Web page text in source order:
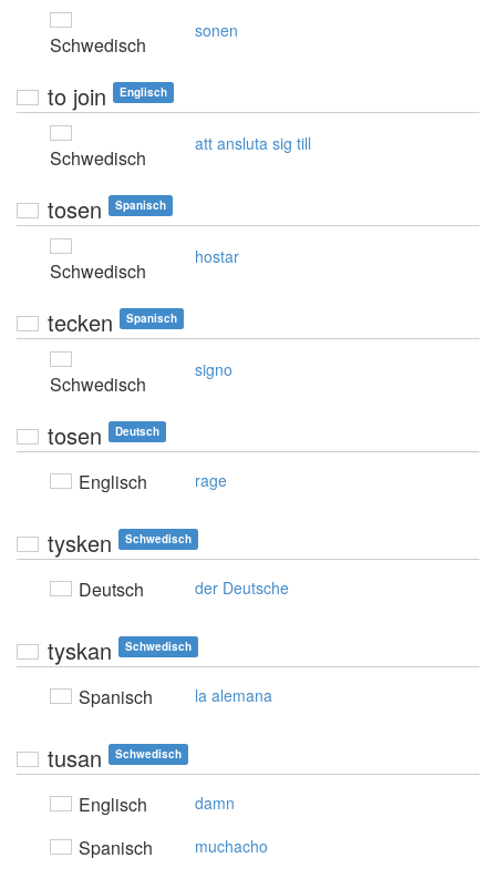
Schwedisch
sonen
to join Englisch
Schwedisch
att ansluta sig till
tosen Spanisch
Schwedisch
hostar
tecken Spanisch
Schwedisch
signo
tosen Deutsch
Englisch rage
tysken Schwedisch
Deutsch der Deutsche
tyskan Schwedisch
Spanisch la alemana
tusan Schwedisch
Englisch damn
Spanisch muchacho